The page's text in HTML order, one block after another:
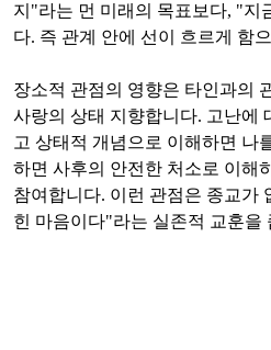
지 "라는 먼 미래의 목표보다, "지
다. 즉 관계 안에 선이 흐르게 함
장소적 관점의 영향은 타인과의
사랑의 상태 지향합니다. 고난에
고 상태적 개념으로 이해하면 나
하면 사후의 안전한 처소로 이해
참여합니다. 이런 관점은 종교가
힌 마음이다"라는 실존적 교훈을